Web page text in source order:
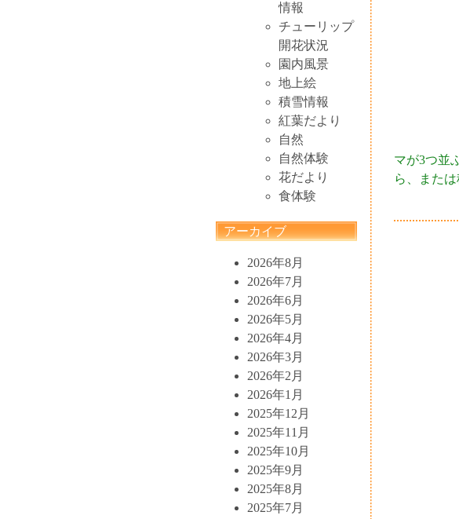
情報
チューリップ
開花状況
園内風景
地上絵
積雪情報
紅葉だより
自然
自然体験
花だより
食体験
アーカイブ
2026年8月
2026年7月
2026年6月
2026年5月
2026年4月
2026年3月
2026年2月
2026年1月
2025年12月
2025年11月
2025年10月
2025年9月
2025年8月
2025年7月
マが3つ並
ら、また